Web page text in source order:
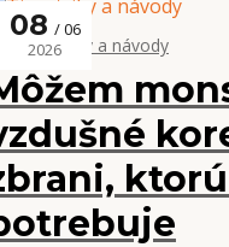
08
06
2026
Tipy, triky a návody